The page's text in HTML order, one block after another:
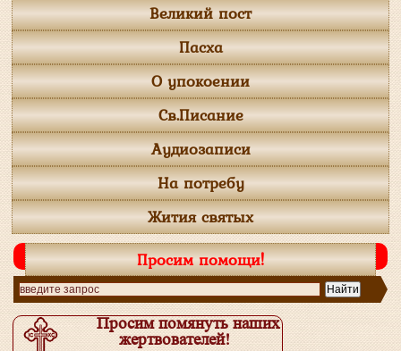
Великий пост
Пасха
О упокоении
Св.Писание
Аудиозаписи
На потребу
Жития святых
Просим помощи!
Просим помянуть наших
жертвователей!